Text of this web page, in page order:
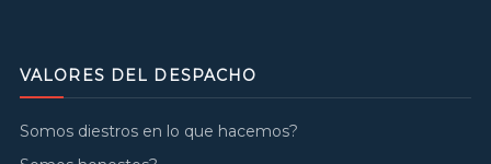
VALORES DEL DESPACHO
Somos diestros en lo que hacemos?